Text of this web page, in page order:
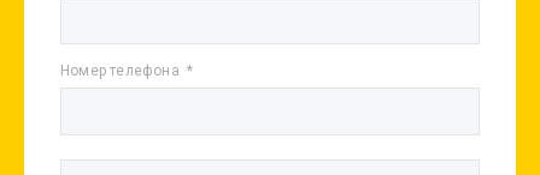
Номер телефона